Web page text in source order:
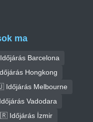
ma
Barcelona
Hongkong
Melbourne
Vadodara
Időjárás İzmir